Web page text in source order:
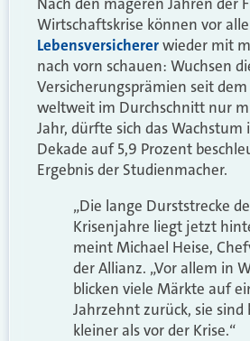
Wirtschaftskrise können vor
Lebensversichererwieder mit
nach vorn schauen: Wuchsen
Versicherungsprämien seit
weltweit im Durchschnitt nur
Jahr, dürfte sich das Wachstum
Dekade auf 5,9 Prozent
Ergebnis der Studienmacher.
„Die lange Durststrecke
Krisenjahre liegt jetzt
meint Michael Heise,
der Allianz. „Vor allem in
blicken viele Märkte auf
Jahrzehnt zurück, sie sind
kleiner als vor der Krise.“